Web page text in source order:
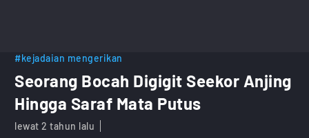
#kejadaian mengerikan
Seorang Bocah Digigit Seekor Anjing
Hingga Saraf Mata Putus
lewat 2 tahun lalu